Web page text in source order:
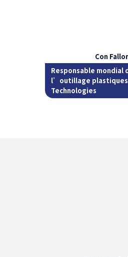
Con
Responsable mondial
l’outillage plastiques
Technologies